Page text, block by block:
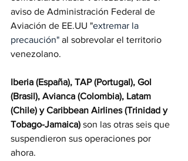
aviso de Administración Federal de
Aviación de EE.UU "extremar la
precaución" al sobrevolar el territorio
venezolano.
Iberia (España), TAP (Portugal), Gol
(Brasil), Avianca (Colombia), Latam
(Chile) y Caribbean Airlines (Trinidad y
Tobago-Jamaica) son las otras seis que
suspendieron sus operaciones por
ahora.